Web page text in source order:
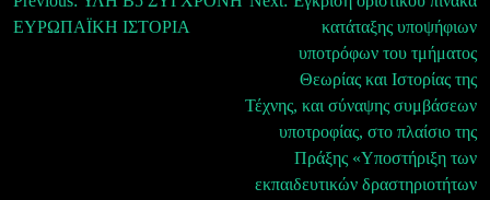
άρθρων
ΕΥΡΩΠΑΪΚΗ ΙΣΤΟΡΙΑ
κατάταξης υποψήφιων
υποτρόφων του τμήματος
Θεωρίας και Ιστορίας της
Τέχνης, και σύναψης συμβάσεων
υποτροφίας, στο πλαίσιο της
Πράξης «Υποστήριξη των
εκπαιδευτικών δραστηριοτήτων